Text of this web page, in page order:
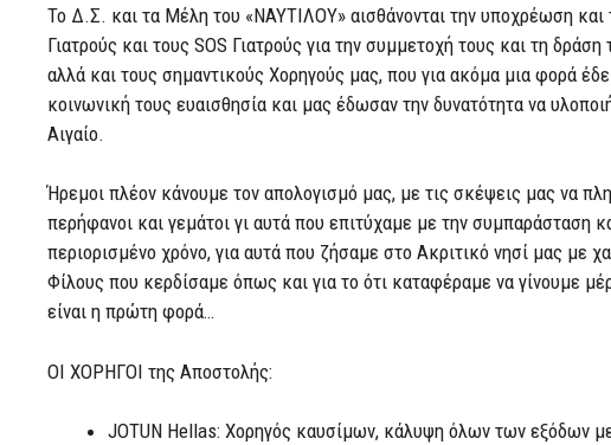
Το Δ.Σ. και τα Μέλη του «ΝΑΥΤΙΛΟΥ» αισθάνονται την υποχρέωση και
Γιατρούς και τους SOS Γιατρούς για την συμμετοχή τους και τη
αλλά και τους σημαντικούς Χορηγούς μας, που για ακόμα μια φορά
κοινωνική τους ευαισθησία και μας έδωσαν την δυνατότητα να
Αιγαίο.
Ήρεμοι πλέον κάνουμε τον απολογισμό μας, με τις σκέψεις μας να
περήφανοι και γεμάτοι γι αυτά που επιτύχαμε με την συμπαράσταση
περιορισμένο χρόνο, για αυτά που ζήσαμε στο Ακριτικό νησί μας με
Φίλους που κερδίσαμε όπως και για το ότι καταφέραμε να γίνουμε
είναι η πρώτη φορά…
ΟΙ ΧΟΡΗΓΟΙ της Αποστολής:
JOTUN Hellas: Χορηγός καυσίμων, κάλυψη όλων των εξόδων